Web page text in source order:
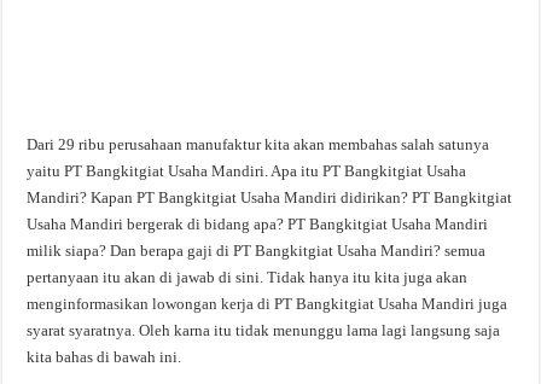
Dari 29 ribu perusahaan manufaktur kita akan membahas salah satunya
yaitu PT Bangkitgiat Usaha Mandiri. Apa itu PT Bangkitgiat Usaha
Mandiri? Kapan PT Bangkitgiat Usaha Mandiri didirikan? PT Bangkitgiat
Usaha Mandiri bergerak di bidang apa? PT Bangkitgiat Usaha Mandiri
milik siapa? Dan berapa gaji di PT Bangkitgiat Usaha Mandiri? semua
pertanyaan itu akan di jawab di sini. Tidak hanya itu kita juga akan
menginformasikan lowongan kerja di PT Bangkitgiat Usaha Mandiri juga
syarat syaratnya. Oleh karna itu tidak menunggu lama lagi langsung saja
kita bahas di bawah ini.